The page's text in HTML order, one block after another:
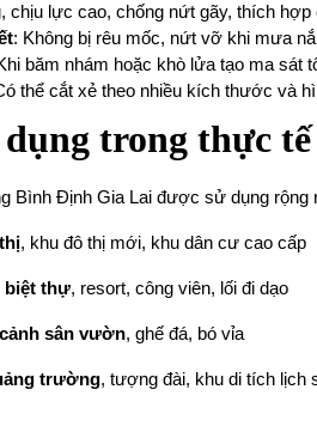
chịu lực cao, chống nứt gãy, thích
: Không bị rêu mốc, nứt vỡ khi mưa
băm nhám hoặc khò lửa tạo ma sát
thể cắt xẻ theo nhiều kích thước và
trong thực tế
Bình Định Gia Lai được sử dụng rộng
, khu đô thị mới, khu dân cư cao cấp
biệt thự, resort, công viên, lối đi dạo
sân vườn, ghế đá, bó vỉa
trường, tượng đài, khu di tích lịch